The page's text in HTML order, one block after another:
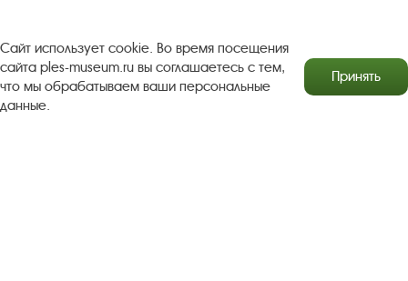
Антикоррупционная деятельность
Результаты независимой оценки качества
Сайт использует cookie. Во время посещения
сайта ples-museum.ru вы соглашаетесь с тем,
что мы обрабатываем ваши персональные
данные.
Принять